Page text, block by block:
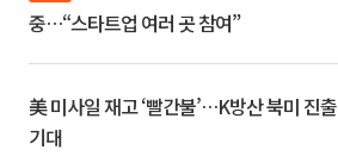
중…“스타트업 여러 곳 참여”
美 미사일 재고 ‘빨간불’…K방산 북미 진출
기대